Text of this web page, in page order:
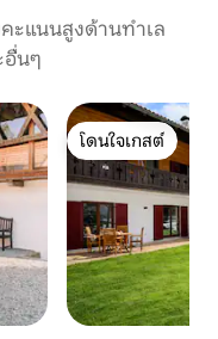
ะแนนสูงด้านทำเล
อื่นๆ
โดนใจเกสต์
โดนใจเกสต์